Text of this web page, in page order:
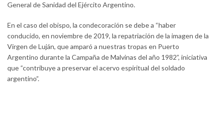
General de Sanidad del Ejército Argentino.
En el caso del obispo, la condecoración se debe a “haber
conducido, en noviembre de 2019, la repatriación de la imagen de la
Virgen de Luján, que amparó a nuestras tropas en Puerto
Argentino durante la Campaña de Malvinas del año 1982”, iniciativa
que “contribuye a preservar el acervo espiritual del soldado
argentino”.